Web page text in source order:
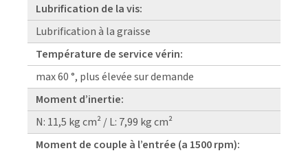
Lubrification de la vis:
Lubrification à la graisse
Température de service vérin:
max 60 °, plus élevée sur demande
Moment d’inertie:
N: 11,5 kg cm² / L: 7,99 kg cm²
Moment de couple à l’entrée (a 1500 rpm):